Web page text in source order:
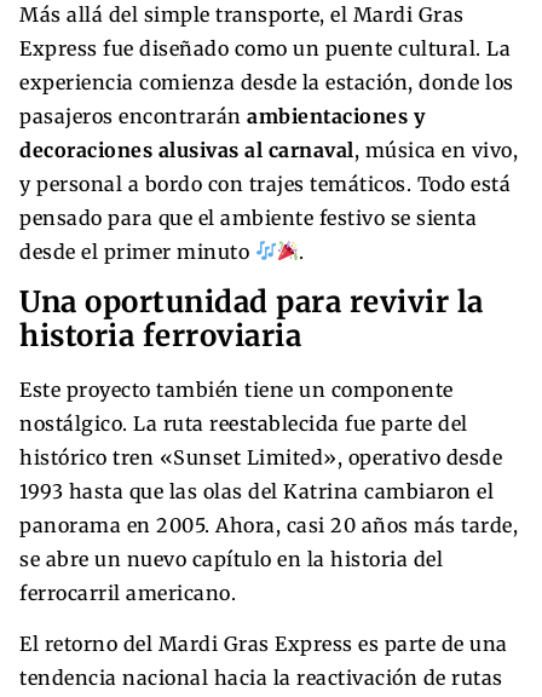
Más allá del simple transporte, el Mardi Gras
Express fue diseñado como un puente cultural. La
experiencia comienza desde la estación, donde los
pasajeros encontrarán ambientaciones y
decoraciones alusivas al carnaval, música en vivo,
y personal a bordo con trajes temáticos. Todo está
pensado para que el ambiente festivo se sienta
desde el primer minuto
.
Una oportunidad para revivir la
historia ferroviaria
Este proyecto también tiene un componente
nostálgico. La ruta reestablecida fue parte del
histórico tren «Sunset Limited», operativo desde
1993 hasta que las olas del Katrina cambiaron el
panorama en 2005. Ahora, casi 20 años más tarde,
se abre un nuevo capítulo en la historia del
ferrocarril americano.
El retorno del Mardi Gras Express es parte de una
tendencia nacional hacia la reactivación de rutas